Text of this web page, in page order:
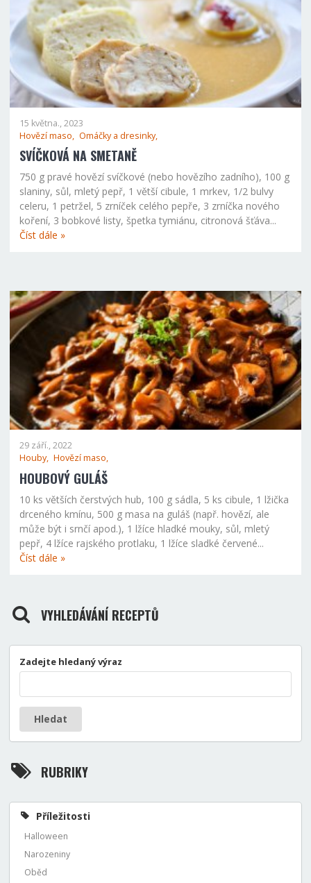
15 května., 2023
Hovězí maso, Omáčky a dresinky,
SVÍČKOVÁ NA SMETANĚ
750 g pravé hovězí svíčkové (nebo hovězího zadního), 100 g
slaniny, sůl, mletý pepř, 1 větší cibule, 1 mrkev, 1/2 bulvy
celeru, 1 petržel, 5 zrníček celého pepře, 3 zrníčka nového
koření, 3 bobkové listy, špetka tymiánu, citronová šťáva...
Číst dále »
29 září., 2022
Houby, Hovězí maso,
HOUBOVÝ GULÁŠ
10 ks větších čerstvých hub, 100 g sádla, 5 ks cibule, 1 lžička
drceného kmínu, 500 g masa na guláš (např. hovězí, ale
může být i srnčí apod.), 1 lžíce hladké mouky, sůl, mletý
pepř, 4 lžíce rajského protlaku, 1 lžíce sladké červené...
Číst dále »
VYHLEDÁVÁNÍ RECEPTŮ
Zadejte hledaný výraz
Hledat
RUBRIKY
Příležitosti
Halloween
Narozeniny
Oběd